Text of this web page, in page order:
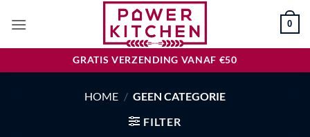
naar
0
GRATIS VERZENDING VANAF €50
HOME / GEEN CATEGORIE
FILTER